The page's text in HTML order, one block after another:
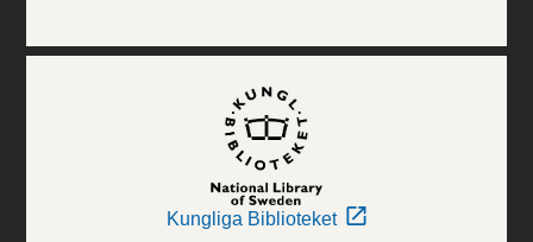
Kungliga Biblioteket